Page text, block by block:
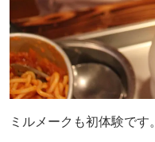
ミルメークも初体験です。